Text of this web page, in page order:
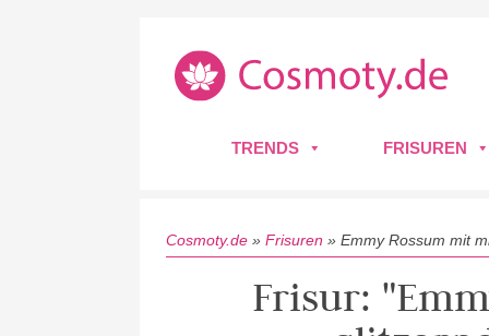
TRENDS FRISUREN
Cosmoty.de » Frisuren » Emmy Rossum mit
Frisur: